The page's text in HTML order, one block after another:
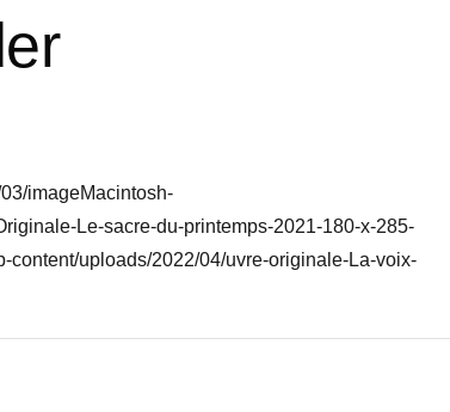
imageMacintosh-
Le-sacre-du-printemps-2021-180-x-285-
uploads/2022/04/uvre-originale-La-voix-